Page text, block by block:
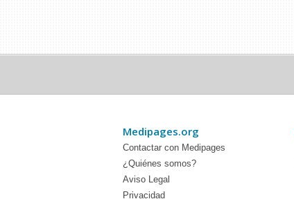
Medipages.org
Contactar con Medipages
¿Quiénes somos?
Aviso Legal
Privacidad